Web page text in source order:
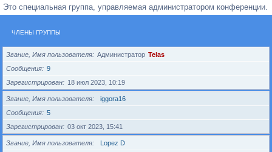
Это специальная группа, управляемая администратором конференции.
ЧЛЕНЫ ГРУППЫ
Звание, Имя пользователя Администратор Telas
Сообщения
9
Зарегистрирован
18 июл 2023, 10:19
Звание, Имя пользователя
iggora16
Сообщения
5
Зарегистрирован
03 окт 2023, 15:41
Звание, Имя пользователя
Lopez D